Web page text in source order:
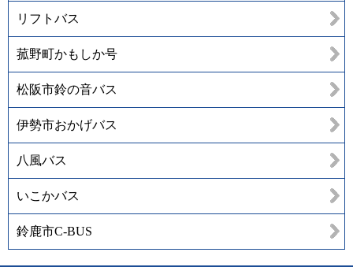
リフトバス
菰野町かもしか号
松阪市鈴の音バス
伊勢市おかげバス
八風バス
いこかバス
鈴鹿市C-BUS